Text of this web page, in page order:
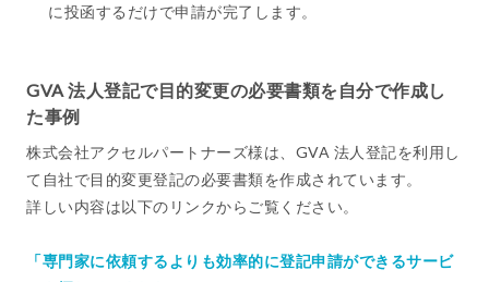
に投函するだけで申請が完了します。
GVA 法人登記で目的変更の必要書類を自分で作成し
た事例
株式会社アクセルパートナーズ様は、GVA 法人登記を利用し
て自社で目的変更登記の必要書類を作成されています。
詳しい内容は以下のリンクからご覧ください。
「専門家に依頼するよりも効率的に登記申請ができるサービ